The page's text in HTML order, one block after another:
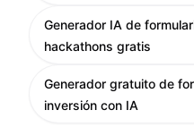
Generador IA de
hackathons gratis
Generador gratuito de
inversión con IA